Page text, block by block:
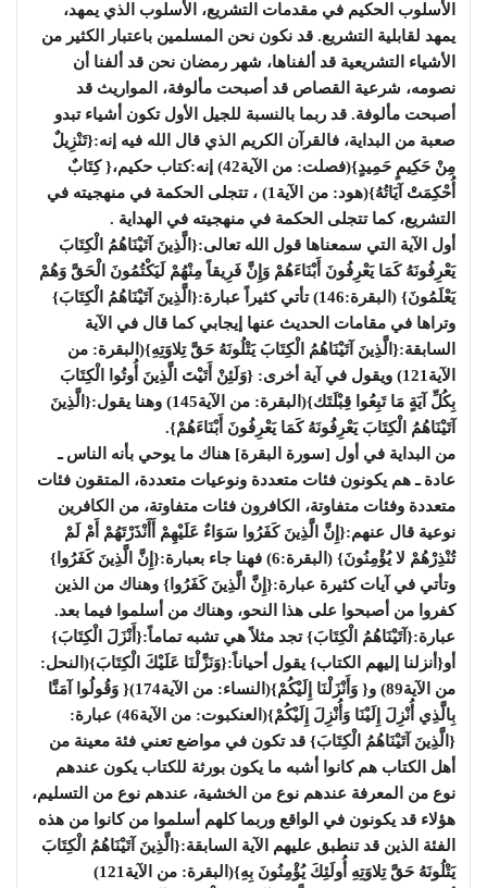
الأسلوب الحكيم في مقدمات التشريع، الأسلوب الذي يمهد،
يمهد لقابلية التشريع. قد نكون نحن المسلمين باعتبار الكثير من
الأشياء التشريعية قد ألفناها، شهر رمضان نحن قد ألفنا أن
نصومه، شرعية القصاص قد أصبحت مألوفة، المواريث قد
أصبحت مألوفة. قد ربما بالنسبة للجيل الأول تكون أشياء تبدو
صعبة من البداية، فالقرآن الكريم الذي قال الله فيه إنه:{تَنْزِيلٌ
مِنْ حَكِيمٍ حَمِيدٍ}(فصلت: من الآية42) إنه:كتاب حكيم،{ كِتَابٌ
أُحْكِمَتْ آيَاتُهُ}(هود: من الآية1) ، تتجلى الحكمة في منهجيته في
التشريع، كما تتجلى الحكمة في منهجيته في الهداية .
أول الآية التي سمعناها قول الله تعالى:{الَّذِينَ آتَيْنَاهُمُ الْكِتَابَ
يَعْرِفُونَهُ كَمَا يَعْرِفُونَ أَبْنَاءَهُمْ وَإِنَّ فَرِيقاً مِنْهُمْ لَيَكْتُمُونَ الْحَقَّ وَهُمْ
يَعْلَمُونَ} (البقرة:146) تأتي كثيراً عبارة:{الَّذِينَ آتَيْنَاهُمُ الْكِتَابَ}
وتراها في مقامات الحديث عنها إيجابي كما قال في الآية
السابقة:{الَّذِينَ آتَيْنَاهُمُ الْكِتَابَ يَتْلُونَهُ حَقَّ تِلاوَتِهِ}(البقرة: من
الآية121) ويقول في آية أخرى: {وَلَئِنْ أَتَيْتَ الَّذِينَ أُوتُوا الْكِتَابَ
بِكُلِّ آيَةٍ مَا تَبِعُوا قِبْلَتَك}(البقرة: من الآية145) وهنا يقول:{الَّذِينَ
آتَيْنَاهُمُ الْكِتَابَ يَعْرِفُونَهُ كَمَا يَعْرِفُونَ أَبْنَاءَهُمْ}.
من البداية في أول [سورة البقرة] هناك ما يوحي بأنه الناس ـ
عادة ـ هم يكونون فئات متعددة ونوعيات متعددة، المتقون فئات
متعددة وفئات متفاوتة، الكافرون فئات متفاوتة، من الكافرين
نوعية قال عنهم:{إِنَّ الَّذِينَ كَفَرُوا سَوَاءٌ عَلَيْهِمْ أَأَنْذَرْتَهُمْ أَمْ لَمْ
تُنْذِرْهُمْ لا يُؤْمِنُونَ} (البقرة:6) فهنا جاء بعبارة:{إِنَّ الَّذِينَ كَفَرُوا}
وتأتي في آيات كثيرة عبارة:{إِنَّ الَّذِينَ كَفَرُوا} وهناك من الذين
كفروا من أصبحوا على هذا النحو، وهناك من أسلموا فيما بعد.
عبارة:{آتَيْنَاهُمُ الْكِتَابَ} تجد مثلاً هي تشبه تماماً:{أَنْزَلَ الْكِتَابَ}
أو{أنزلنا إليهم الكتاب} يقول أحياناً:{وَنَزَّلْنَا عَلَيْكَ الْكِتَابَ}(النحل:
من الآية89) و{ وَأَنْزَلْنَا إِلَيْكُمْ}(النساء: من الآية174){ وَقُولُوا آمَنَّا
بِالَّذِي أُنْزِلَ إِلَيْنَا وَأُنْزِلَ إِلَيْكُمْ}(العنكبوت: من الآية46) عبارة:
{الَّذِينَ آتَيْنَاهُمُ الْكِتَابَ} قد تكون في مواضع تعني فئة معينة من
أهل الكتاب هم كانوا أشبه ما يكون بورثة للكتاب يكون عندهم
نوع من المعرفة عندهم نوع من الخشية، عندهم نوع من التسليم،
هؤلاء قد يكونون في الواقع وربما كلهم أسلموا من كانوا من هذه
الفئة الذين قد تنطبق عليهم الآية السابقة:{الَّذِينَ آتَيْنَاهُمُ الْكِتَابَ
يَتْلُونَهُ حَقَّ تِلاوَتِهِ أُولَئِكَ يُؤْمِنُونَ بِهِ}(البقرة: من الآية121)